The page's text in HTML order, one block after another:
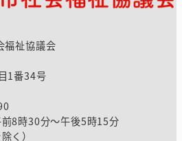
福祉協議会
1番34号
8時30分～午後5時15分
く）